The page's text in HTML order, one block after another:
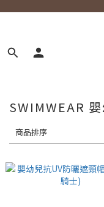
SWIMWEAR
商品排序